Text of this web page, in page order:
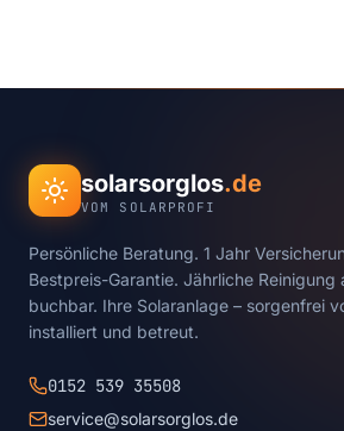
solarsorglos.de
VOM SOLARPROFI
Persönliche Beratung. 1 Jahr
Bestpreis-Garantie. Jährliche Reinigung
buchbar. Ihre Solaranlage – sorgenfrei
installiert und betreut.
0152 539 35508
service@solarsorglos.de